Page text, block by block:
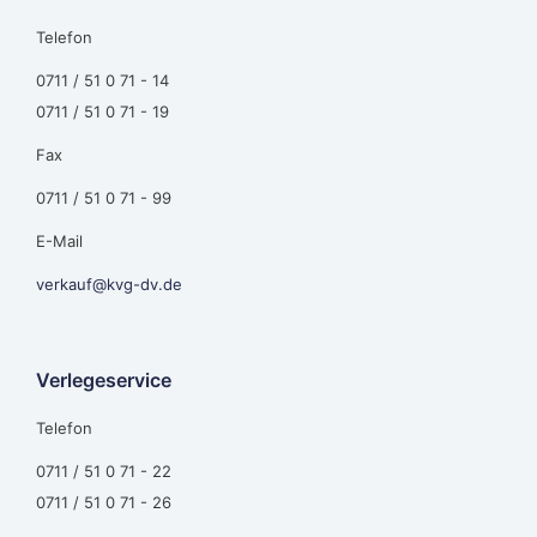
Telefon
0711 / 51 0 71 - 14
0711 / 51 0 71 - 19
Fax
0711 / 51 0 71 - 99
E-Mail
verkauf@kvg-dv.de
Verlegeservice
Telefon
0711 / 51 0 71 - 22
0711 / 51 0 71 - 26